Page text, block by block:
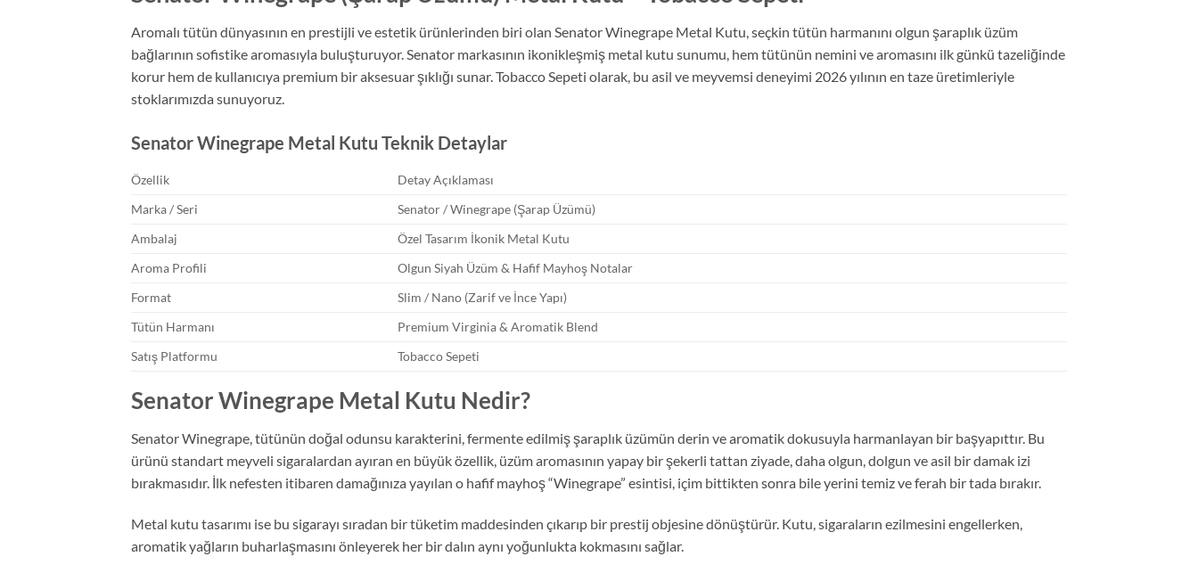
Aromalı tütün dünyasının en prestijli ve estetik ürünlerinden biri olan Senator Winegrape Metal Kutu, seçkin tütün harmanını olgun şaraplık üzüm
bağlarının sofistike aromasıyla buluşturuyor. Senator markasının ikonikleşmiş metal kutu sunumu, hem tütünün nemini ve aromasını ilk günkü tazeliğinde
korur hem de kullanıcıya premium bir aksesuar şıklığı sunar. Tobacco Sepeti olarak, bu asil ve meyvemsi deneyimi 2026 yılının en taze üretimleriyle
stoklarımızda sunuyoruz.
Senator Winegrape Metal Kutu Teknik Detaylar
Özellik
Detay Açıklaması
Marka / Seri
Senator / Winegrape (Şarap Üzümü)
Ambalaj
Özel Tasarım İkonik Metal Kutu
Aroma Profili
Olgun Siyah Üzüm & Hafif Mayhoş Notalar
Format
Slim / Nano (Zarif ve İnce Yapı)
Tütün Harmanı
Premium Virginia & Aromatik Blend
Satış Platformu
Tobacco Sepeti
Senator Winegrape Metal Kutu Nedir?
Senator Winegrape, tütünün doğal odunsu karakterini, fermente edilmiş şaraplık üzümün derin ve aromatik dokusuyla harmanlayan bir başyapıttır. Bu
ürünü standart meyveli sigaralardan ayıran en büyük özellik, üzüm aromasının yapay bir şekerli tattan ziyade, daha olgun, dolgun ve asil bir damak izi
bırakmasıdır. İlk nefesten itibaren damağınıza yayılan o hafif mayhoş “Winegrape” esintisi, içim bittikten sonra bile yerini temiz ve ferah bir tada bırakır.
Metal kutu tasarımı ise bu sigarayı sıradan bir tüketim maddesinden çıkarıp bir prestij objesine dönüştürür. Kutu, sigaraların ezilmesini engellerken,
aromatik yağların buharlaşmasını önleyerek her bir dalın aynı yoğunlukta kokmasını sağlar.